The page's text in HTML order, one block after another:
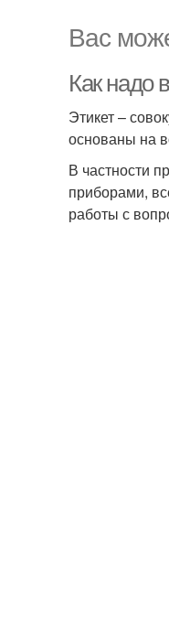
Вас
Как надо
Этикет –
основаны на
В частности
приборами,
работы с